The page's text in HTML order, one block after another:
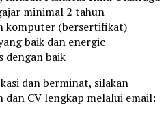
minimal 2 tahun
komputer (bersertifikat)
baik dan energic
dengan baik
dan berminat, silakan
CV lengkap melalui email: